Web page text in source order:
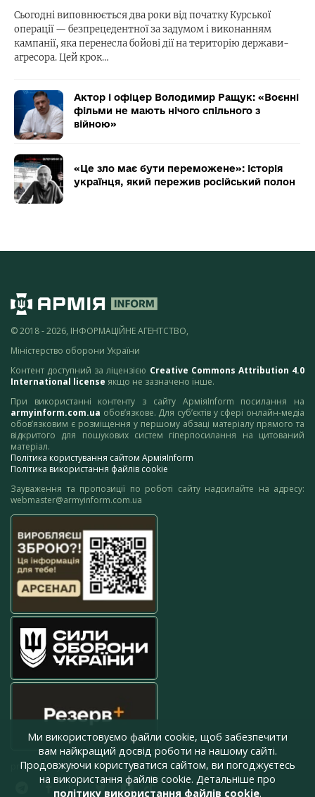
Сьогодні виповнюється два роки від початку Курської
операції — безпрецедентної за задумом і виконанням
кампанії, яка перенесла бойові дії на територію держави-
агресора. Цей крок…
Актор і офіцер Володимир Ращук: «Воєнні
фільми не мають нічого спільного з
війною»
«Це зло має бути переможене»: історія
українця, який пережив російський полон
© 2018 - 2026, ІНФОРМАЦІЙНЕ АГЕНТСТВО,
Міністерство оборони України
Контент доступний за ліцензією Creative Commons Attribution 4.0
International license якщо не зазначено інше.
При використанні контенту з сайту АрміяInform посилання на
armyinform.com.ua обов’язкове. Для суб’єктів у сфері онлайн-медіа
обов’язковим є розміщення у першому абзаці матеріалу прямого та
відкритого для пошукових систем гіперпосилання на цитований
матеріал.
Політика користування сайтом АрміяInform
Політика використання файлів cookie
Зауваження та пропозиції по роботі сайту надсилайте на адресу:
webmaster@armyinform.com.ua
press@armyinform.com.ua
Ми використовуємо файли cookie, щоб забезпечити
вам найкращий досвід роботи на нашому сайті.
Продовжуючи користуватися сайтом, ви погоджуєтесь
на використання файлів cookie. Детальніше про
політику використання файлів cookie.